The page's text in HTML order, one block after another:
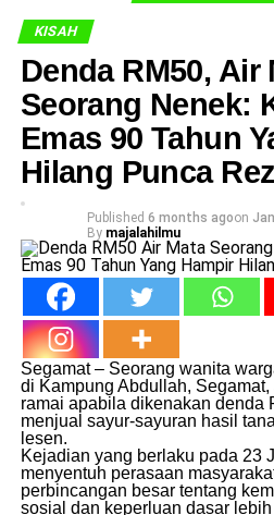
KISAH
Denda RM50, Air
Seorang Nenek:
Emas 90 Tahun
Hilang Punca
Published 6 months agoon
By majalahilmu
Segamat – Seorang wanita
di Kampung Abdullah,
ramai apabila dikenakan denda
menjual sayur-sayuran hasil
lesen.
Kejadian yang berlaku pada 23
menyentuh perasaan
perbincangan besar tentang
sosial dan keperluan dasar